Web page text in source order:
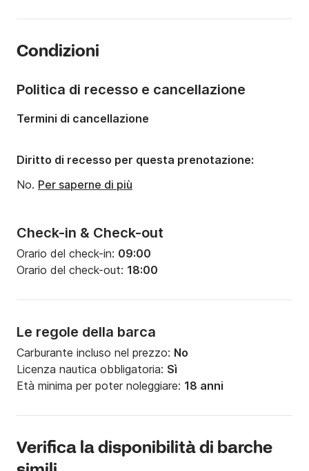
Portata massima persone:
Condizioni
Check-in & Check-out
Orario del check-in: 09:00
Orario del check-out: 18:00
Le regole della barca
Carburante incluso nel prezzo: No
Licenza nautica obbligatoria: Sì
Età minima per poter noleggiare: 18 anni
Politica di recesso e cancellazione
Termini di cancellazione
Diritto di recesso per questa prenotazione:
No. Per saperne di più
Verifica la disponibilità di barche